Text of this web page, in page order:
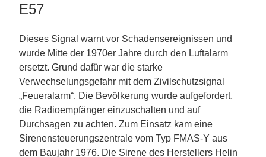
E57
Dieses Signal warnt vor Schadensereignissen und
wurde Mitte der 1970er Jahre durch den Luftalarm
ersetzt. Grund dafür war die starke
Verwechselungsgefahr mit dem Zivilschutzsignal
„Feueralarm“. Die Bevölkerung wurde aufgefordert,
die Radioempfänger einzuschalten und auf
Durchsagen zu achten. Zum Einsatz kam eine
Sirenensteuerungszentrale vom Typ FMAS-Y aus
dem Baujahr 1976. Die Sirene des Herstellers Helin